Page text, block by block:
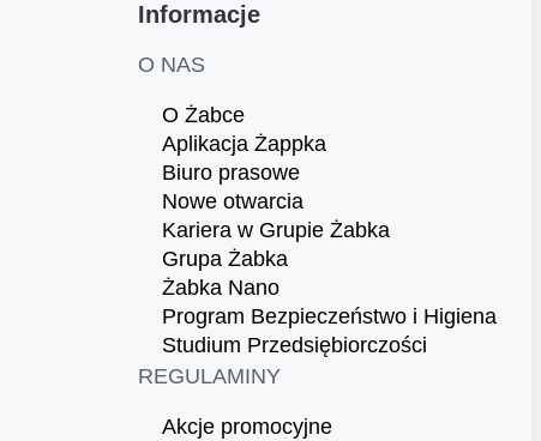
Informacje
O NAS
O Żabce
Aplikacja Żappka
Biuro prasowe
Nowe otwarcia
Kariera w Grupie Żabka
Grupa Żabka
Żabka Nano
Program Bezpieczeństwo i Higiena
Studium Przedsiębiorczości
REGULAMINY
Akcje promocyjne